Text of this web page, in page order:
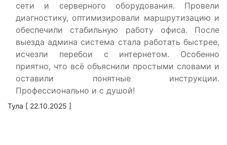
сети и серверного оборудования. Провели
диагностику, оптимизировали маршрутизацию и
обеспечили стабильную работу офиса. После
выезда админа система стала работать быстрее,
исчезли перебои с интернетом. Особенно
приятно, что всё объяснили простыми словами и
оставили понятные инструкции.
Профессионально и с душой!
Тула [ 22.10.2025 ]